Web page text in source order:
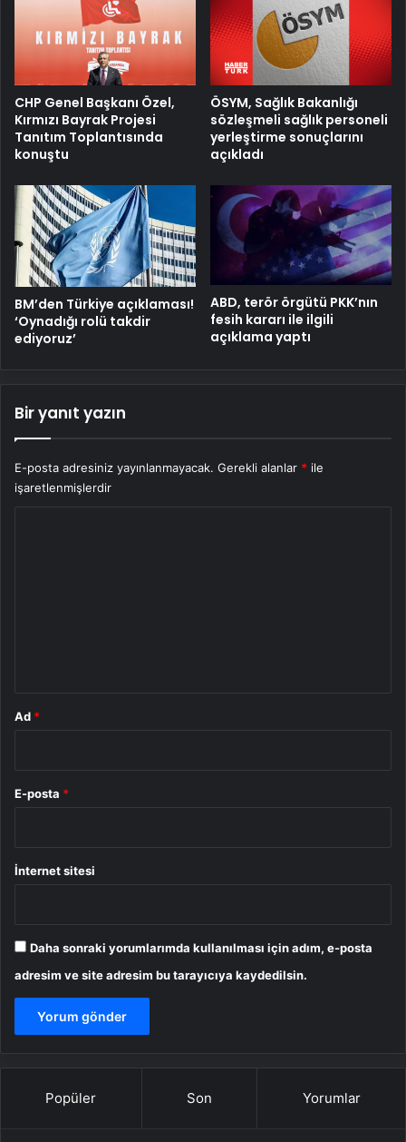
CHP Genel Başkanı Özel,
Kırmızı Bayrak Projesi
Tanıtım Toplantısında
konuştu
ÖSYM, Sağlık Bakanlığı
sözleşmeli sağlık personeli
yerleştirme sonuçlarını
açıkladı
BM’den Türkiye açıklaması!
‘Oynadığı rolü takdir
ediyoruz’
ABD, terör örgütü PKK’nın
fesih kararı ile ilgili
açıklama yaptı
Bir yanıt yazın
E-posta adresiniz yayınlanmayacak. Gerekli alanlar * ile
işaretlenmişlerdir
Ad *
E-posta *
İnternet sitesi
Daha sonraki yorumlarımda kullanılması için adım, e-posta
adresim ve site adresim bu tarayıcıya kaydedilsin.
Popüler Son Yorumlar